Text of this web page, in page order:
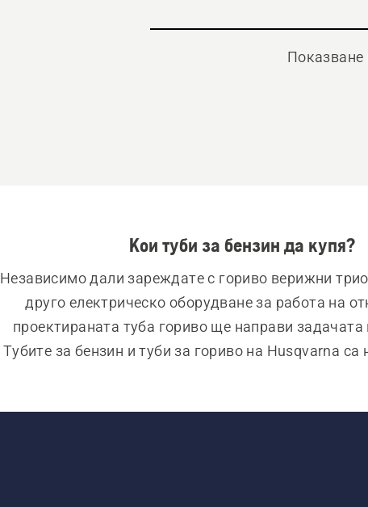
Показване
Кои туби за бензин да купя?
Независимо дали зареждате с гориво верижни
друго електрическо оборудване за работа на
проектираната туба гориво ще направи задачата
Тубите за бензин и туби за гориво на Husqvarna са